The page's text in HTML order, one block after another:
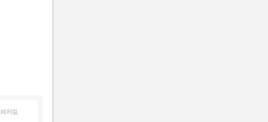
純利益